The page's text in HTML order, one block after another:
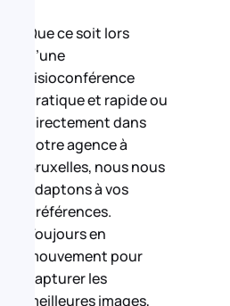
Que ce soit lors
d’une
visioconférence
pratique et rapide ou
directement dans
notre agence à
Bruxelles, nous nous
adaptons à vos
préférences.
Toujours en
mouvement pour
capturer les
meilleures images,